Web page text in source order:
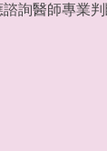
詢醫師專業判